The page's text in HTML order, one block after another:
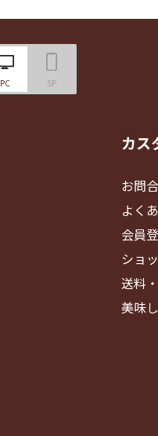
PC SP
カス
お問
よく
会員
ショ
送料
美味